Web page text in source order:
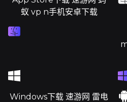
蚁 vp n手机安卓下载
Windows下载 速游网 雷电